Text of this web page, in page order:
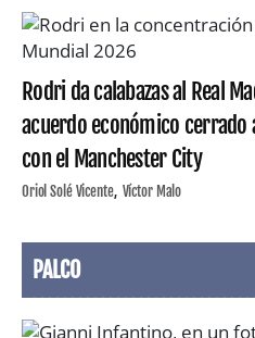
Rodri da calabazas al Real
acuerdo económico cerrado
con el Manchester City
Oriol Solé Vicente Víctor Malo
PALCO